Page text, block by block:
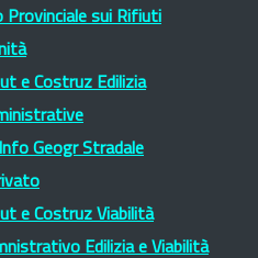
Provinciale sui Rifiuti
e Costruz Edilizia
Info Geogr Stradale
e Costruz Viabilità
Edilizia e Viabilità